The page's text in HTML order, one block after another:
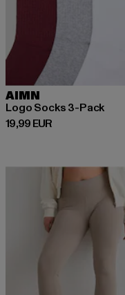
AIMN
Logo Socks 3-Pack
19,99 EUR
Prix courant: 19,99 EUR